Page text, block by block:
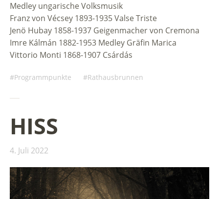
Medley ungarische Volksmusik
Franz von Vécsey 1893-1935 Valse Triste
Jenö Hubay 1858-1937 Geigenmacher von Cremona
Imre Kálmán 1882-1953 Medley Gräfin Marica
Vittorio Monti 1868-1907 Csárdás
Programmpunkte Rathausbrunnen
HISS
4. Juli 2022